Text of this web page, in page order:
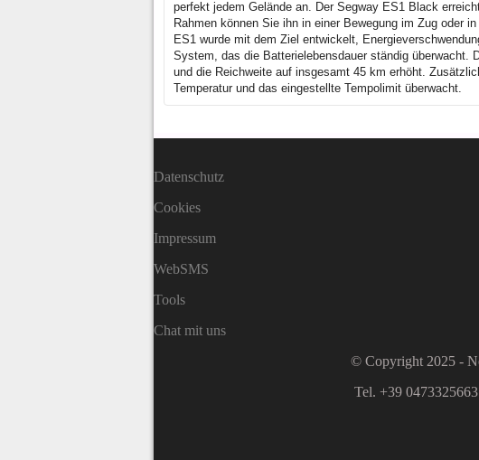
perfekt jedem Gelände an. Der Segway ES1 Black
Rahmen können Sie ihn in einer Bewegung im Zug oder
ES1 wurde mit dem Ziel entwickelt,
System, das die Batterielebensdauer ständig überwacht.
und die Reichweite auf insgesamt 45 km erhöht.
Temperatur und das eingestellte Tempolimit überwacht.
Datenschutz
Cookies
Impressum
WebSMS
Tools
Chat mit uns
© Copyright 2025 -
Tel. +39